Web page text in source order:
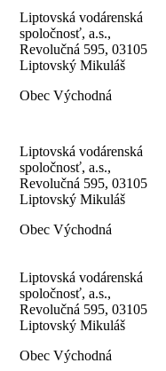
Liptovská vodárenská
spoločnosť, a.s.,
Revolučná 595, 03105
Liptovský Mikuláš
Obec Východná
Liptovská vodárenská
spoločnosť, a.s.,
Revolučná 595, 03105
Liptovský Mikuláš
Obec Východná
Liptovská vodárenská
spoločnosť, a.s.,
Revolučná 595, 03105
Liptovský Mikuláš
Obec Východná